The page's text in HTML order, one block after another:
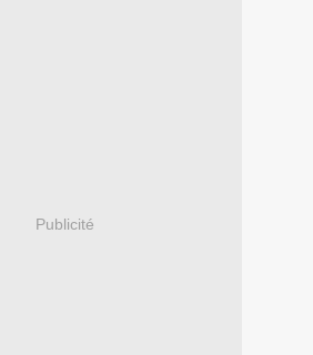
Publicité